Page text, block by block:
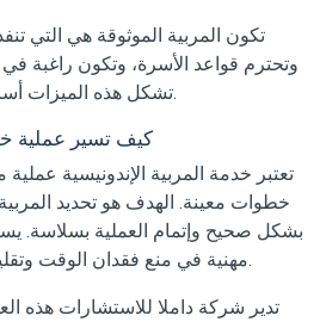
تكون المربية الموثوقة هي التي
وتحترم قواعد الأسرة، وتكون راغبة
تشكل هذه الميزات أساسًا لعملية رعاية مستدامة.
كيف تسير عملية
تعتبر خدمة المربية الإندونيسية
خطوات معينة. الهدف هو تحديد
بشكل صحيح وإتمام العملية بسلاسة.
مهنية في منع فقدان الوقت وتقليل مخاطر الاختيار الخاطئ.
تدير شركة داملا للاستشارات هذه